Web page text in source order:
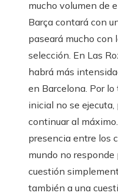
mucho volumen de
Barça contará con
paseará mucho con
selección. En Las
habrá más
en Barcelona. Por
inicial no se ejecuta,
continuar al
presencia entre los
mundo no responde
cuestión
también a una